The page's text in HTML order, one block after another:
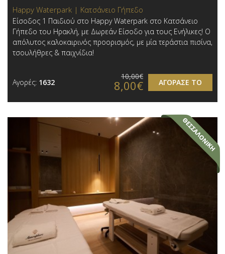
Happy Waterpark | Κατσάνειο Γήπεδο
Είσοδος 1 Παιδιού στο Happy Waterpark στο Κατσάνειο
Γήπεδο του Ηρακλή, με Δωρεάν Είσοδο για τους Ενήλικες! Ο
απόλυτος καλοκαιρινός προορισμός, με μία τεράστια πισίνα,
τσουλήθρες & παιχνίδια!
Αγορές: 1632 ΑΓΟΡΑΣΕ ΤΟ
10,00€
8,00€